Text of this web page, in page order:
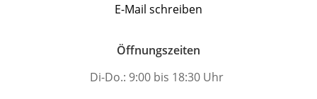
E-Mail schreiben
Öffnungszeiten
Di-Do.: 9:00 bis 18:30 Uhr